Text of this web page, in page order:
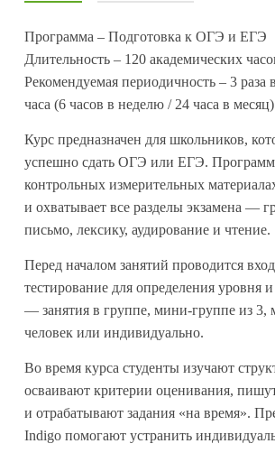
Программа – Подготовка к ОГЭ и ЕГЭ
Длительность – 120 академических
Рекомендуемая периодичность – 3 раза
часа (6 часов в неделю / 24 часа в месяц)
Курс предназначен для школьников,
успешно сдать ОГЭ или ЕГЭ.
контрольных измерительных
и охватывает все разделы экзамена —
письмо, лексику, аудирование и чтение.
Перед началом занятий проводится
тестирование для определения уровня
— занятия в группе, мини-группе из 3,
человек или индивидуально.
Во время курса студенты изучают
осваивают критерии оценивания,
и отрабатывают задания «на время».
Indigo помогают устранить